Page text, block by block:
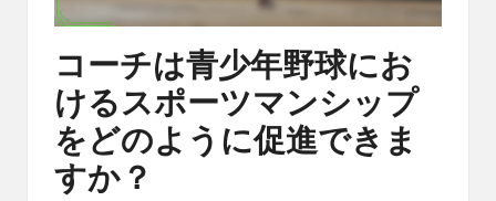
コーチは青少年野球にお
けるスポーツマンシップ
をどのように促進できま
すか？